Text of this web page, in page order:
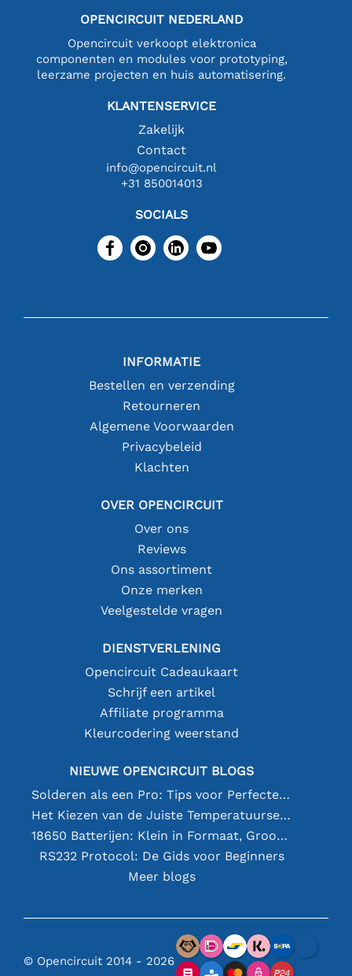
OPENCIRCUIT NEDERLAND
Opencircuit verkoopt elektronica
componenten en modules voor prototyping,
leerzame projecten en huis automatisering.
KLANTENSERVICE
Zakelijk
Contact
info@opencircuit.nl
+31 850014013
SOCIALS
INFORMATIE
Bestellen en verzending
Retourneren
Algemene Voorwaarden
Privacybeleid
Klachten
OVER OPENCIRCUIT
Over ons
Reviews
Ons assortiment
Onze merken
Veelgestelde vragen
DIENSTVERLENING
Opencircuit Cadeaukaart
Schrijf een artikel
Affiliate programma
Kleurcodering weerstand
NIEUWE OPENCIRCUIT BLOGS
Solderen als een Pro: Tips voor Perfecte Elektronische Verbindingen
Het Kiezen van de Juiste Temperatuursensor [youtube]
18650 Batterijen: Klein in Formaat, Groot in Prestatie
RS232 Protocol: De Gids voor Beginners
Meer blogs
© Opencircuit 2014 - 2026